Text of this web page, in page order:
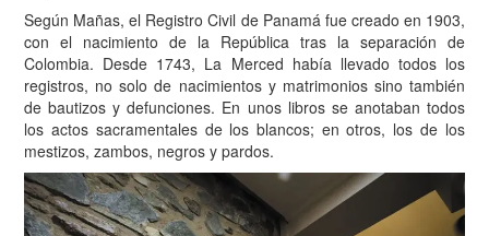
Según Mañas, el Registro Civil de Panamá fue creado en 1903,
con el nacimiento de la República tras la separación de
Colombia. Desde 1743, La Merced había llevado todos los
registros, no solo de nacimientos y matrimonios sino también
de bautizos y defunciones. En unos libros se anotaban todos
los actos sacramentales de los blancos; en otros, los de los
mestizos, zambos, negros y pardos.